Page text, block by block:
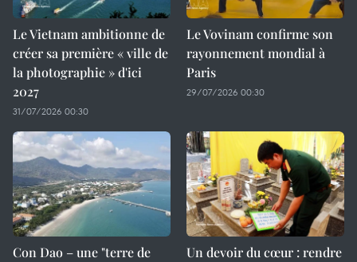
Le Vietnam ambitionne de
créer sa première « ville de
la photographie » d'ici
2027
31/07/2026 00:30
Le Vovinam confirme son
rayonnement mondial à
Paris
29/07/2026 00:30
Con Dao – une "terre de
Un devoir du cœur : rendre